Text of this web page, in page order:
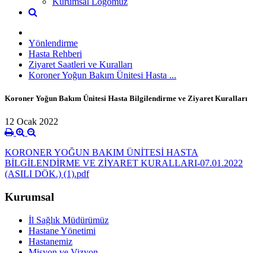
Yönlendirme
Hasta Rehberi
Ziyaret Saatleri ve Kuralları
Koroner Yoğun Bakım Ünitesi Hasta ...
Koroner Yoğun Bakım Ünitesi Hasta Bilgilendirme ve Ziyaret Kuralları
12 Ocak 2022
KORONER YOĞUN BAKIM ÜNİTESİ HASTA
BİLGİLENDİRME VE ZİYARET KURALLARI-07.01.2022
(ASILI DÖK.) (1).pdf
Kurumsal
İl Sağlık Müdürümüz
Hastane Yönetimi
Hastanemiz